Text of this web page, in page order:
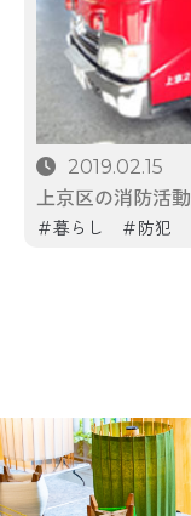
2019.02.15
上京区の消防活動
暮らし 防犯